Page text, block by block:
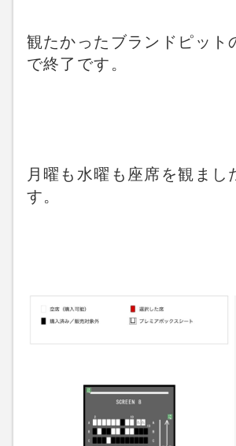
観たかったブランドピット
で終了です。
月曜も水曜も座席を観まし
す。